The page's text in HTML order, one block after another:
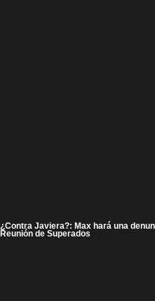
¿Contra Javiera?: Max hará una
Reunión de Superados